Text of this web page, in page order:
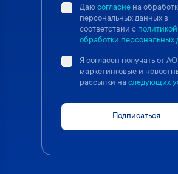
Даюсогласие на
персональных данных в
соответствии с политикой
обработки персональных
Я согласен получать от
маркетинговые и
рассылки на следующих
Подписаться